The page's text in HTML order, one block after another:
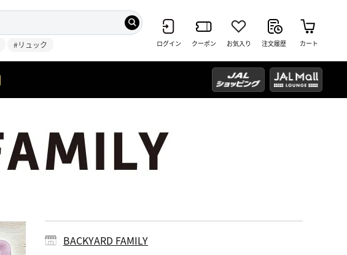
#リュック ログイン クーポン お気入り 注文履歴 カート
BACKYARD FAMILY